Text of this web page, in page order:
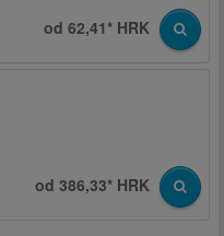
od 62,41* HRK
od 386,33* HRK